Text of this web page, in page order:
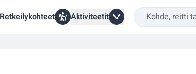
Retkeilykohteet Aktiviteetit